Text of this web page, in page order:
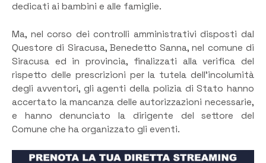
dedicati ai bambini e alle famiglie.
Ma, nel corso dei controlli amministrativi disposti dal
Questore di Siracusa, Benedetto Sanna, nel comune di
Siracusa ed in provincia, finalizzati alla verifica del
rispetto delle prescrizioni per la tutela dell’incolumità
degli avventori, gli agenti della polizia di Stato hanno
accertato la mancanza delle autorizzazioni necessarie,
e hanno denunciato la dirigente del settore del
Comune che ha organizzato gli eventi.